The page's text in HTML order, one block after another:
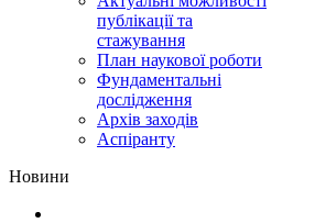
публікації та
стажування
План наукової роботи
Фундаментальні
дослідження
Архів заходів
Аспіранту
Hовини